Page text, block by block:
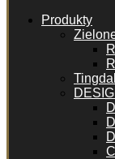
Produkty